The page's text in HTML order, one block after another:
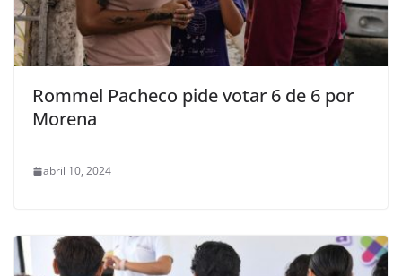
Rommel Pacheco pide votar 6 de 6 por
Morena
abril 10, 2024